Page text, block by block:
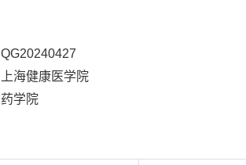
QG20240427
上海健康医学院
药学院